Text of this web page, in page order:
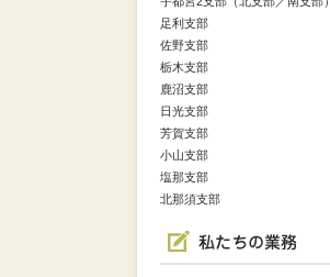
足利支部
佐野支部
栃木支部
鹿沼支部
日光支部
芳賀支部
小山支部
塩那支部
北那須支部